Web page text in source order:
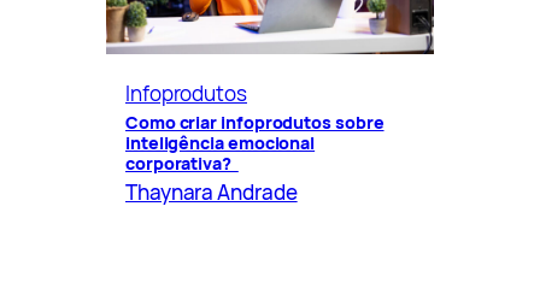
Infoprodutos
Como criar infoprodutos sobre
inteligência emocional
corporativa?
Thaynara Andrade